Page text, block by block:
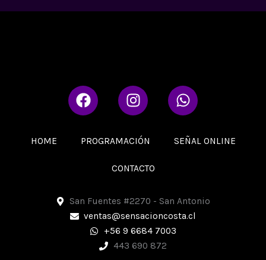
F
a
e
k
I
n
t
g
a
m
W
h
t
p
HOME PROGRAMACIÓN SEÑAL ONLINE
CONTACTO
San Fuentes #2270 - San Antonio
ventas@sensacioncosta.cl
+56 9 6684 7003
443 690 872